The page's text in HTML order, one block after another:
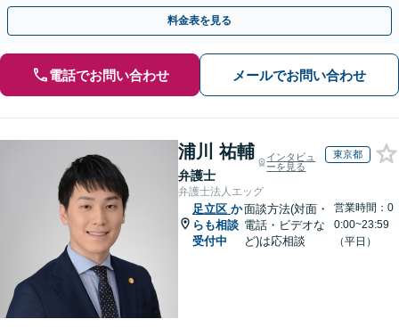
【リーズナブルな料金設定】
料金表を見る
電話でお問い合わせ メールでお問い合わせ
浦川 祐輔
弁護士
インタビュ
ーを見る
東京都
弁護士法人エッグ
足立区 か
らも相談
受付中
面談方法(対面・
電話・ビデオな
ど)は応相談
営業時間：0
0:00~23:59
（平日）